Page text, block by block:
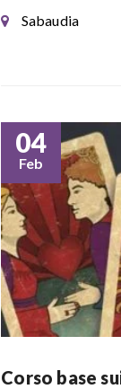
Sabaudia
04
Feb
Corso base